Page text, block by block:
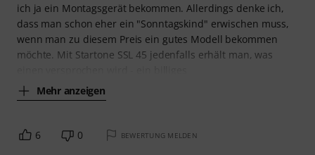
ich ja ein Montagsgerät bekommen. Allerdings denke ich,
dass man schon eher ein "Sonntagskind" erwischen muss,
wenn man zu diesem Preis ein gutes Modell bekommen
möchte. Mit Startone SSL 45 jedenfalls erhält man, was
Mehr anzeigen
6 0 BEWERTUNG MELDEN